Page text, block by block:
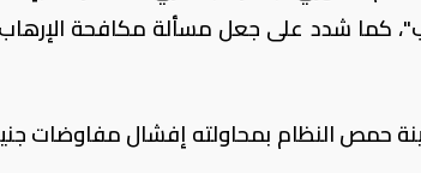
كما شدد على جعل مسألة مكافحة